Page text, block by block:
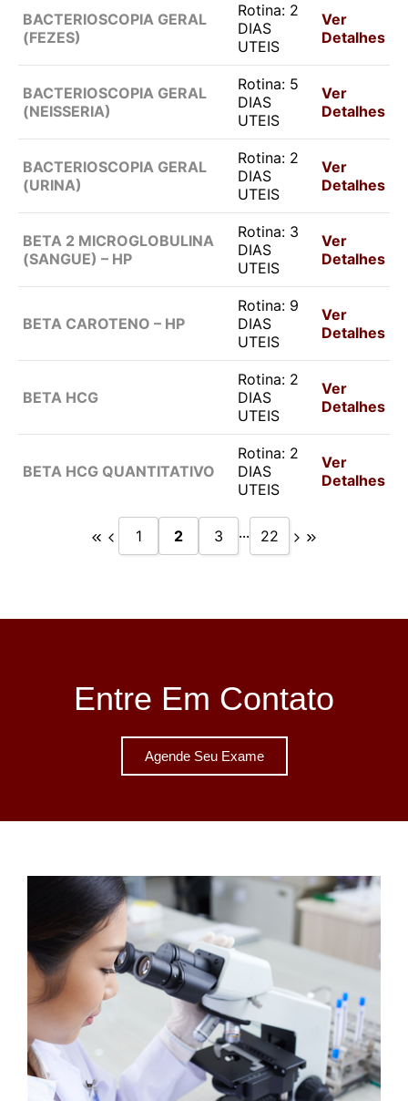
BACTERIOSCOPIA GERAL
(FEZES)
Rotina: 2
DIAS
UTEIS
Ver
Detalhes
BACTERIOSCOPIA GERAL
(NEISSERIA)
Rotina: 5
DIAS
UTEIS
Ver
Detalhes
BACTERIOSCOPIA GERAL
(URINA)
Rotina: 2
DIAS
UTEIS
Ver
Detalhes
BETA 2 MICROGLOBULINA
(SANGUE) – HP
Rotina: 3
DIAS
UTEIS
Ver
Detalhes
BETA CAROTENO – HP
Rotina: 9
DIAS
UTEIS
Ver
Detalhes
BETA HCG
Rotina: 2
DIAS
UTEIS
Ver
Detalhes
BETA HCG QUANTITATIVO
Rotina: 2
DIAS
UTEIS
Ver
Detalhes
1 2 3 ... 22
Entre Em Contato
Agende Seu Exame